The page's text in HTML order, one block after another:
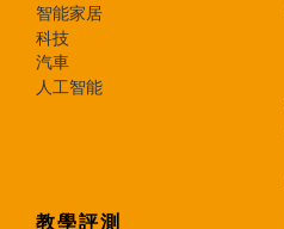
智能家居
科技
汽車
人工智能
教學評測